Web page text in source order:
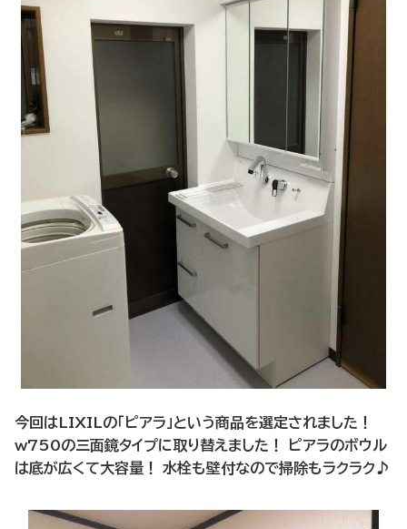
リフォームの流れ
お知らせ
会社概要
今回はLIXILの「ピアラ」という商品を選定されました！
w750の三面鏡タイプに取り替えました！ ピアラのボウル
は底が広くて大容量！ 水栓も壁付なので掃除もラクラク♪